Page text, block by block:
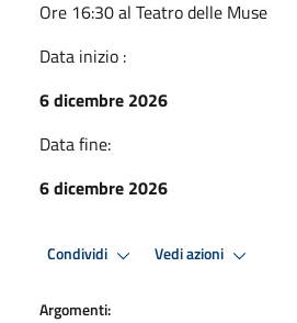
Ore 16:30 al Teatro delle Muse
Data inizio :
6 dicembre 2026
Data fine:
6 dicembre 2026
Condividi Vedi azioni
Argomenti: